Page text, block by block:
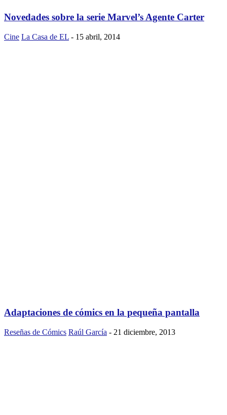
Novedades sobre la serie Marvel’s Agente Carter
Cine La Casa de EL - 15 abril, 2014
Adaptaciones de cómics en la pequeña pantalla
Reseñas de Cómics Raúl García - 21 diciembre, 2013